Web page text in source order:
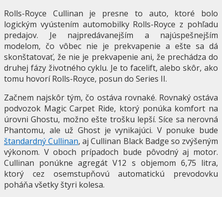
Rolls-Royce Cullinan je presne to auto, ktoré bolo
logickým vyústením automobilky Rolls-Royce z pohľadu
predajov. Je najpredávanejším a najúspešnejším
modelom, čo vôbec nie je prekvapenie a ešte sa dá
skonštatovať, že nie je prekvapenie ani, že prechádza do
druhej fázy životného cyklu. Je to facelift, alebo skôr, ako
tomu hovorí Rolls-Royce, posun do Series II.
Začnem najskôr tým, čo ostáva rovnaké. Rovnaký ostáva
podvozok Magic Carpet Ride, ktorý ponúka komfort na
úrovni Ghostu, možno ešte trošku lepší. Síce sa nerovná
Phantomu, ale už Ghost je vynikajúci. V ponuke bude
štandardný Cullinan, aj Cullinan Black Badge so zvýšeným
výkonom. V oboch prípadoch bude pôvodný aj motor.
Cullinan ponúkne agregát V12 s objemom 6,75 litra,
ktorý cez osemstupňovú automatickú prevodovku
poháňa všetky štyri kolesa.